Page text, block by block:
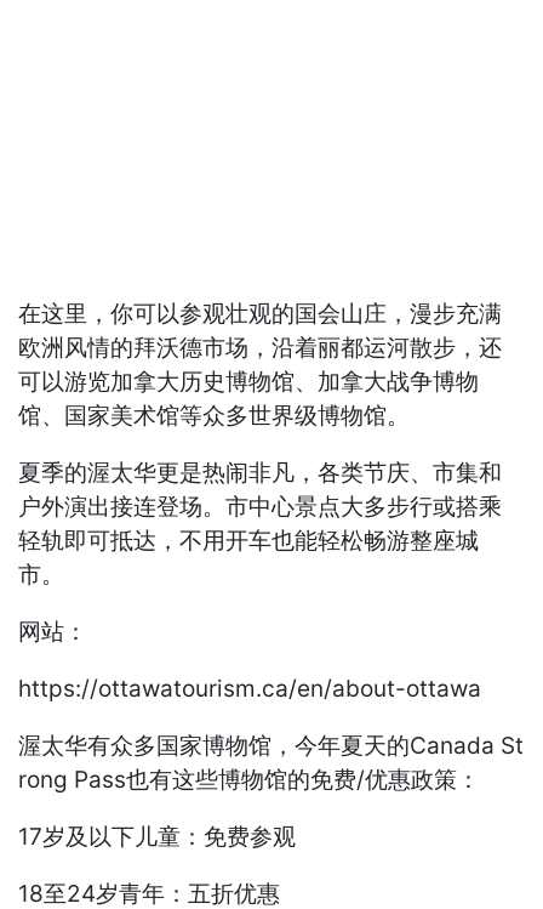
在这里，你可以参观壮观的国会山庄，漫步充满
欧洲风情的拜沃德市场，沿着丽都运河散步，还
可以游览加拿大历史博物馆、加拿大战争博物
馆、国家美术馆等众多世界级博物馆。
夏季的渥太华更是热闹非凡，各类节庆、市集和
户外演出接连登场。市中心景点大多步行或搭乘
轻轨即可抵达，不用开车也能轻松畅游整座城
市。
网站：
https://ottawatourism.ca/en/about-ottawa
渥太华有众多国家博物馆，今年夏天的Canada St
rong Pass也有这些博物馆的免费/优惠政策：
17岁及以下儿童：免费参观
18至24岁青年：五折优惠